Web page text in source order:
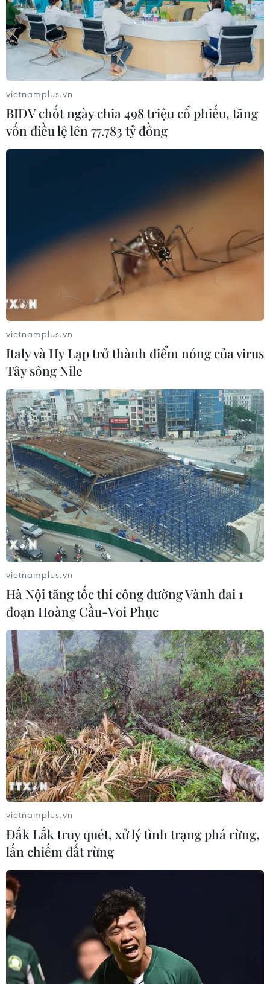
Bộ trưởng Tô Lâm cho biết hiện đoàn công tác của Bộ
Công an đang chuẩn bị sang Anh, chờ sự phối hợp
phía Anh. Phía bạn trả lời thì cán bộ của Việt Nam sẽ
lên đường ngay.
Thảm kịch nhập cư trái phép và sự vô cảm
của những kẻ buôn người
30/10/2019 09:12
Bất chấp thảm kịch ở Essex và coi đó là "chuyện hên
xui," những kẻ buôn người vào Anh vẫn đang thản
nhiên chuẩn bị cho những phi vụ sắp tới.
Hy vọng đổi đời, nhiều người bỏ mạng xứ
người do đi lao động chui
31/10/2019 03:02
Cho dù con đường đến trời Âu là bất hợp pháp với bao
nguy hiểm rình rập, có người đã bỏ mạng nơi xứ người
khi tuổi đời còn rất trẻ.
vietnamplus.vn
BIDV chốt ngày chia 498 triệu cổ phiếu, tăng
vốn điều lệ lên 77.783 tỷ đồng
vietnamplus.vn
Italy và Hy Lạp trở thành điểm nóng của virus
Tây sông Nile
vietnamplus.vn
Hà Nội tăng tốc thi công đường Vành đai 1
đoạn Hoàng Cầu-Voi Phục
vietnamplus.vn
Đắk Lắk truy quét, xử lý tình trạng phá rừng,
lấn chiếm đất rừng